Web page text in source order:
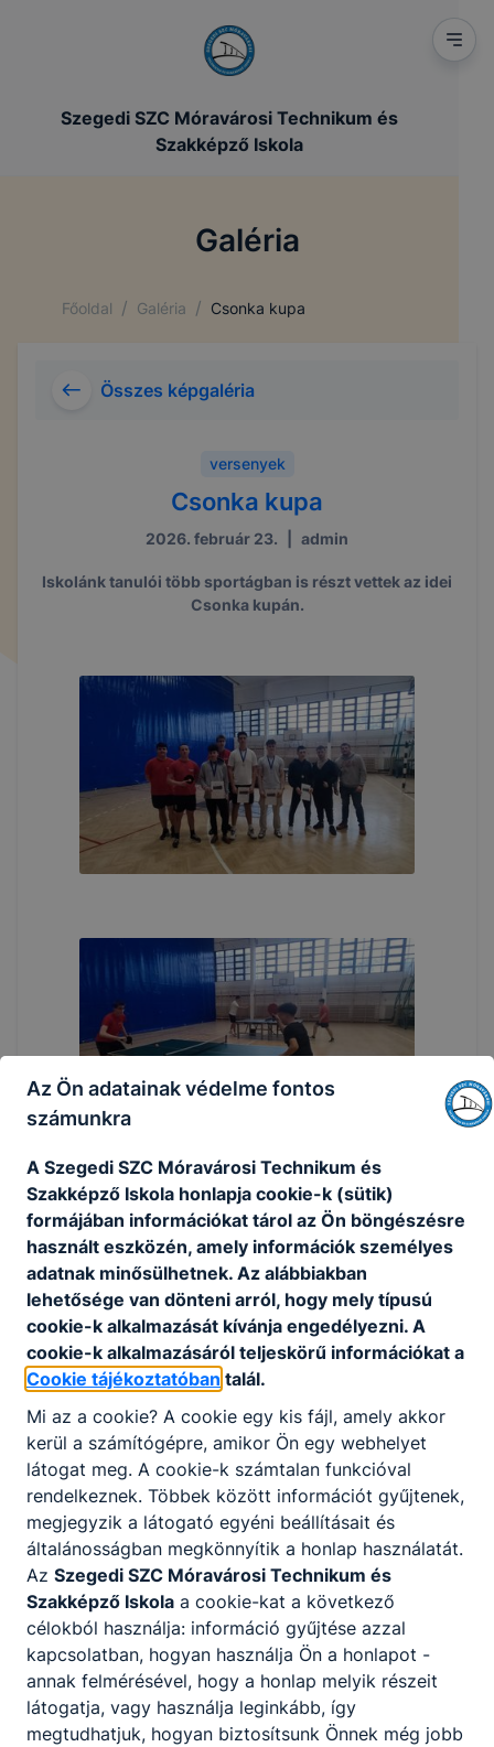
Szegedi SZC Móravárosi Technikum és
Szakképző Iskola
Galéria
Főoldal / Galéria / Csonka kupa
Összes képgaléria
versenyek
Csonka kupa
2026. február 23. admin
Iskolánk tanulói több sportágban is részt vettek az idei
Csonka kupán.
Az Ön adatainak védelme fontos
számunkra
A Szegedi SZC Móravárosi Technikum és
Szakképző Iskola honlapja cookie-k (sütik)
formájában információkat tárol az Ön böngészésre
használt eszközén, amely információk személyes
adatnak minősülhetnek. Az alábbiakban
lehetősége van dönteni arról, hogy mely típusú
cookie-k alkalmazását kívánja engedélyezni. A
cookie-k alkalmazásáról teljeskörű információkat a
Cookie tájékoztatóban talál.
Mi az a cookie? A cookie egy kis fájl, amely akkor
kerül a számítógépre, amikor Ön egy webhelyet
látogat meg. A cookie-k számtalan funkcióval
rendelkeznek. Többek között információt gyűjtenek,
megjegyzik a látogató egyéni beállításait és
általánosságban megkönnyítik a honlap használatát.
Az Szegedi SZC Móravárosi Technikum és
Szakképző Iskola a cookie-kat a következő
célokból használja: információ gyűjtése azzal
kapcsolatban, hogyan használja Ön a honlapot -
annak felmérésével, hogy a honlap melyik részeit
látogatja, vagy használja leginkább, így
megtudhatjuk, hogyan biztosítsunk Önnek még jobb